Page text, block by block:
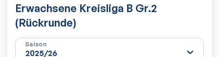
Erwachsene Kreisliga B Gr.2
(Rückrunde)
Saison